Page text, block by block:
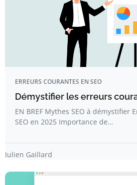
ERREURS COURANTES EN SEO
Démystifier les erreurs
EN BREF Mythes SEO à démystifier
SEO en 2025 Importance de…
Julien Gaillard